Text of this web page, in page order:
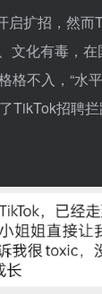
启扩招，然而
文化有毒，
格不入，“水
TikTok招聘拦